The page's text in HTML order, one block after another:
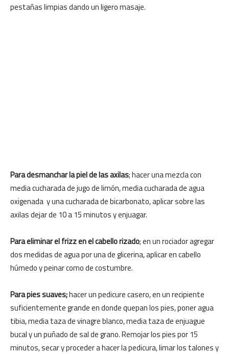
pestañas limpias dando un ligero masaje.
Para desmanchar la piel de las axilas; hacer una mezcla con
media cucharada de jugo de limón, media cucharada de agua
oxigenada y una cucharada de bicarbonato, aplicar sobre las
axilas dejar de 10 a 15 minutos y enjuagar.
Para eliminar el frizz en el cabello rizado; en un rociador agregar
dos medidas de agua por una de glicerina, aplicar en cabello
húmedo y peinar como de costumbre.
Para pies suaves;hacer un pedicure casero, en un recipiente
suficientemente grande en donde quepan los pies, poner agua
tibia, media taza de vinagre blanco, media taza de enjuague
bucal y un puñado de sal de grano. Remojar los pies por 15
minutos, secar y proceder a hacer la pedicura, limar los talones y